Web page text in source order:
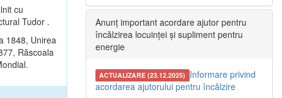
cu
Tudor .
1848, Unirea
Răscoala
Anunț important acordare ajutor pentru
încălzirea locuinței și supliment pentru
energie
ACTUALIZARE (23.12.2025) Informare privind
acordarea ajutorului pentru încălzire